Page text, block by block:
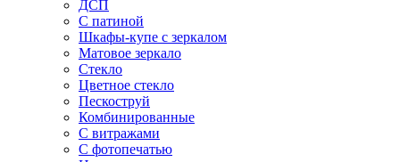
ДСП
С патиной
Шкафы-купе с зеркалом
Матовое зеркало
Стекло
Цветное стекло
Пескоструй
Комбинированные
С витражами
С фотопечатью